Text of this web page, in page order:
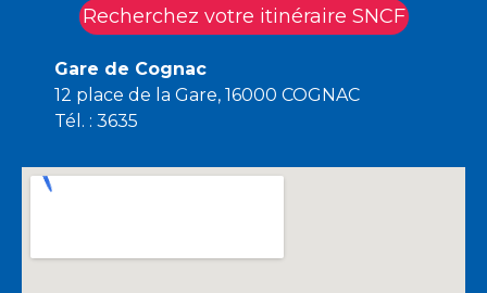
Recherchez votre itinéraire SNCF
Gare de Cognac
12 place de la Gare, 16000 COGNAC
Tél. : 3635